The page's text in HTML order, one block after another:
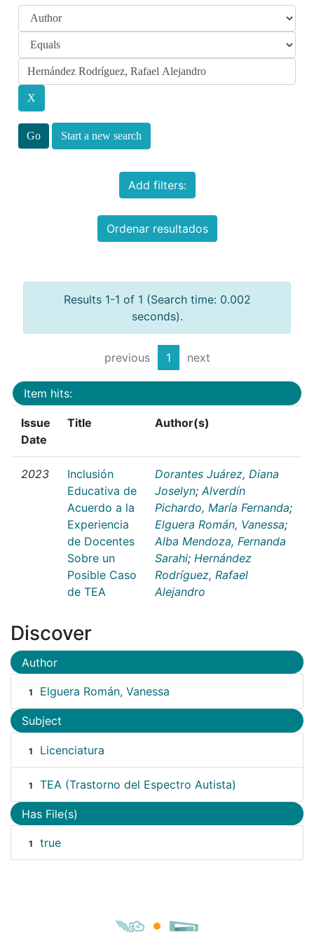
Start a new search
Add filters:
Ordenar resultados
Results 1-1 of 1 (Search time: 0.002
seconds).
previous 1 next
Item hits:
Issue
Date
Title Author(s)
2023
Inclusión
Educativa de
Acuerdo a la
Experiencia
de Docentes
Sobre un
Posible Caso
de TEA
Dorantes Juárez, Diana
Joselyn; Alverdín
Pichardo, María Fernanda;
Elguera Román, Vanessa;
Alba Mendoza, Fernanda
Sarahi; Hernández
Rodríguez, Rafael
Alejandro
Discover
Author
1 Elguera Román, Vanessa
Subject
1 Licenciatura
1 TEA (Trastorno del Espectro Autista)
Has File(s)
1 true